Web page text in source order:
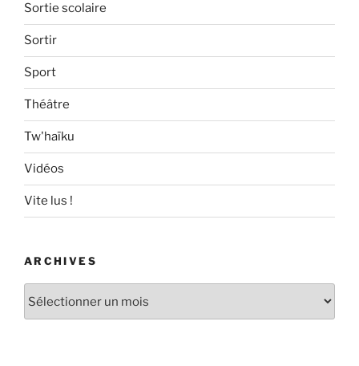
Sortie scolaire
Sortir
Sport
Théâtre
Tw'haïku
Vidéos
Vite lus !
ARCHIVES